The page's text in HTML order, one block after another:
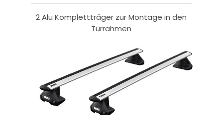
2 Alu Komplettträger zur Montage in den
Türrahmen